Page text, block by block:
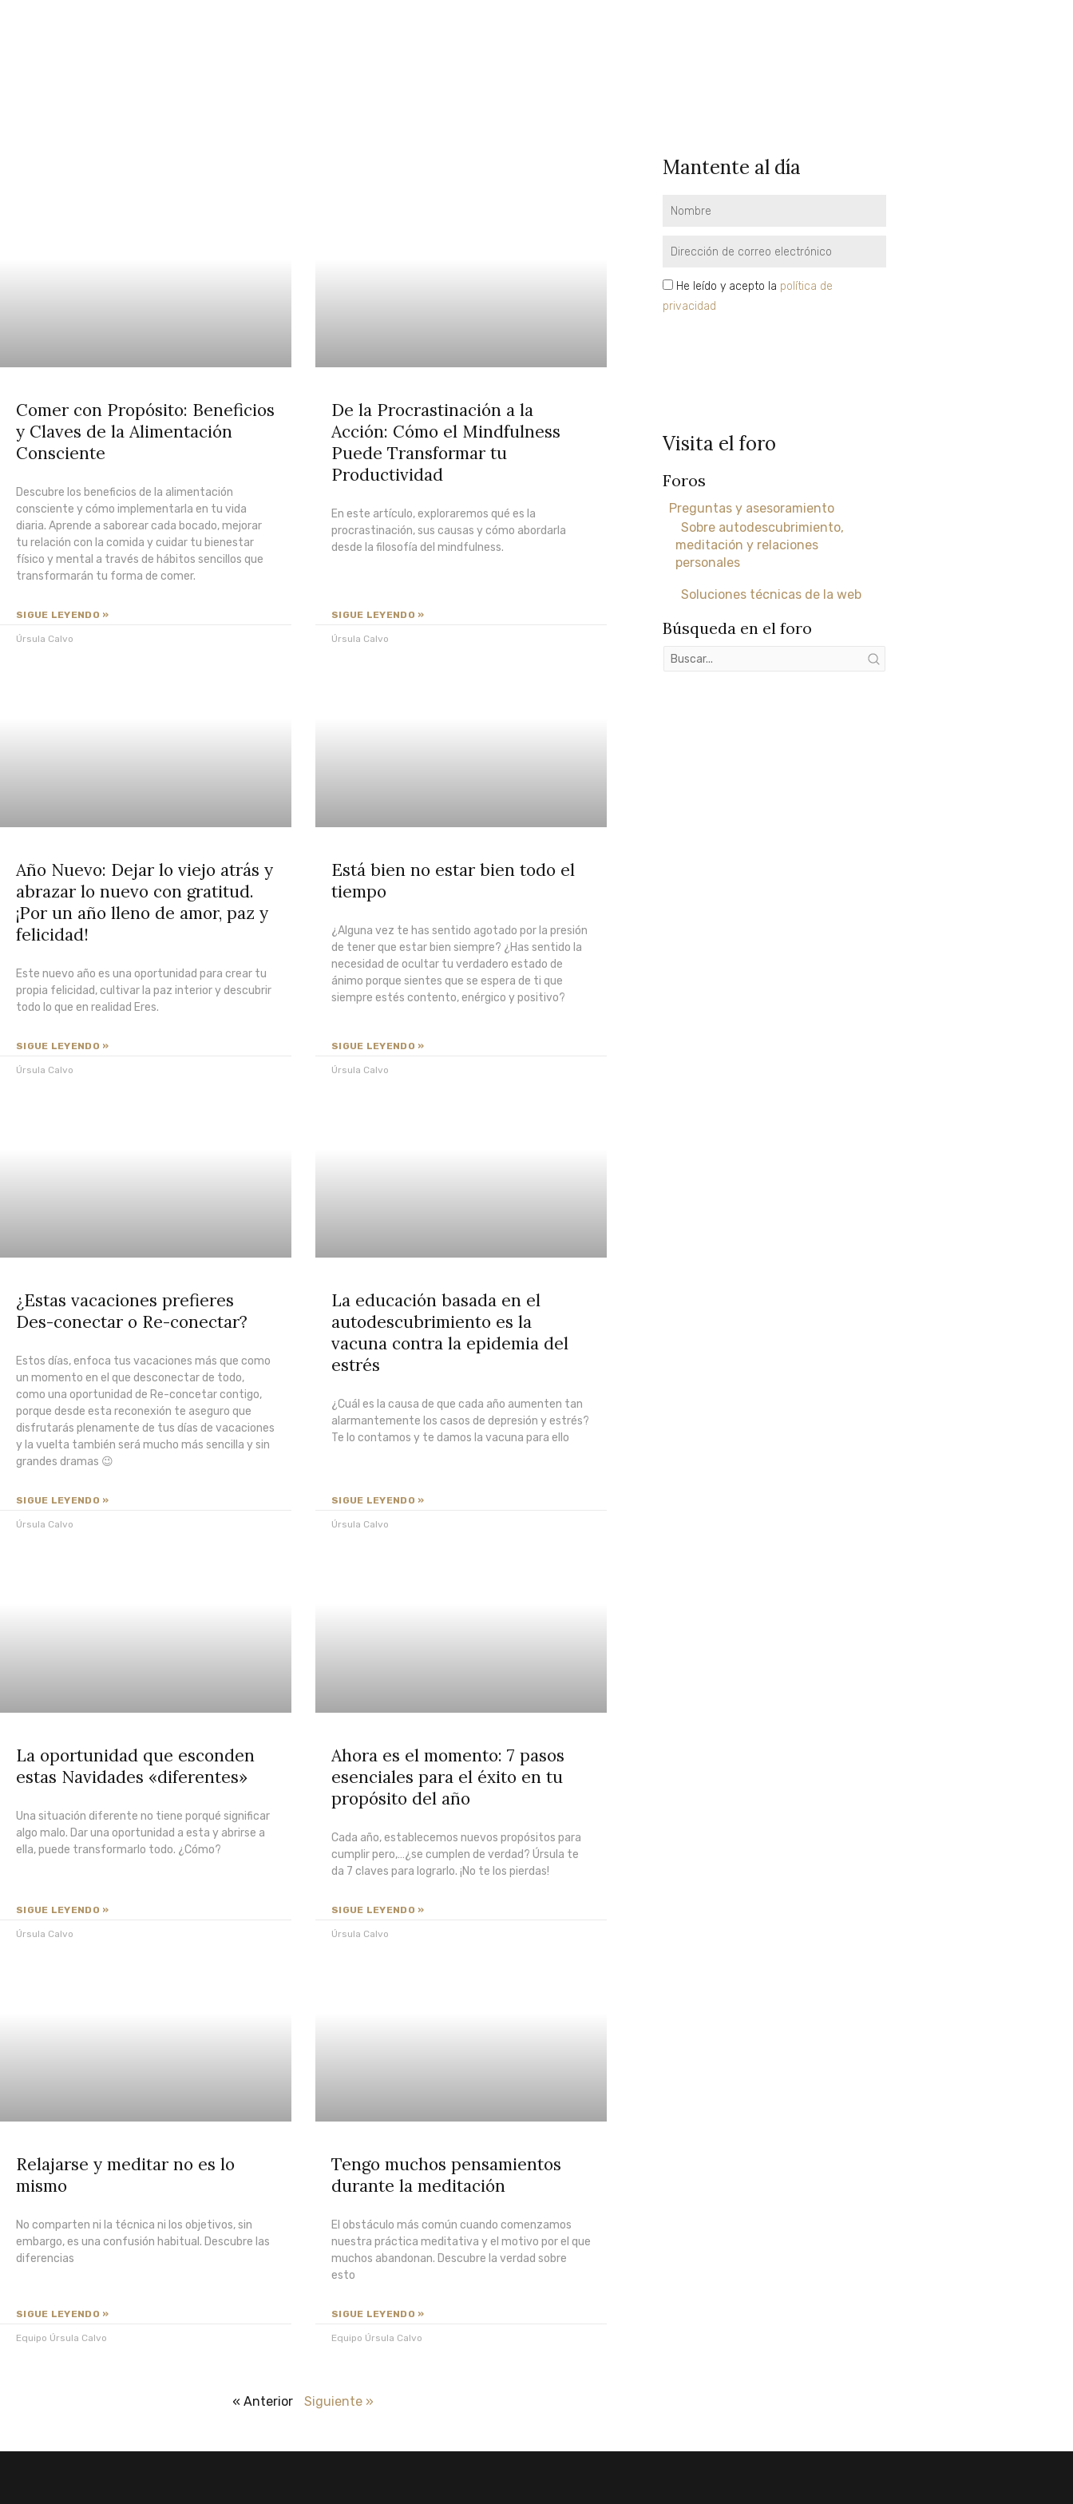
Comer con Propósito: Beneficios
y Claves de la Alimentación
Consciente
Descubre los beneficios de la alimentación
consciente y cómo implementarla en tu vida
diaria. Aprende a saborear cada bocado, mejorar
tu relación con la comida y cuidar tu bienestar
físico y mental a través de hábitos sencillos que
transformarán tu forma de comer.
SIGUE LEYENDO »
Úrsula Calvo
De la Procrastinación a la
Acción: Cómo el Mindfulness
Puede Transformar tu
Productividad
En este artículo, exploraremos qué es la
procrastinación, sus causas y cómo abordarla
desde la filosofía del mindfulness.
SIGUE LEYENDO »
Úrsula Calvo
Año Nuevo: Dejar lo viejo atrás y
abrazar lo nuevo con gratitud.
¡Por un año lleno de amor, paz y
felicidad!
Este nuevo año es una oportunidad para crear tu
propia felicidad, cultivar la paz interior y descubrir
todo lo que en realidad Eres.
SIGUE LEYENDO »
Úrsula Calvo
Está bien no estar bien todo el
tiempo
¿Alguna vez te has sentido agotado por la presión
de tener que estar bien siempre? ¿Has sentido la
necesidad de ocultar tu verdadero estado de
ánimo porque sientes que se espera de ti que
siempre estés contento, enérgico y positivo?
SIGUE LEYENDO »
Úrsula Calvo
¿Estas vacaciones prefieres
Des-conectar o Re-conectar?
Estos días, enfoca tus vacaciones más que como
un momento en el que desconectar de todo,
como una oportunidad de Re-concetar contigo,
porque desde esta reconexión te aseguro que
disfrutarás plenamente de tus días de vacaciones
y la vuelta también será mucho más sencilla y sin
grandes dramas 😉
SIGUE LEYENDO »
Úrsula Calvo
La educación basada en el
autodescubrimiento es la
vacuna contra la epidemia del
estrés
¿Cuál es la causa de que cada año aumenten tan
alarmantemente los casos de depresión y estrés?
Te lo contamos y te damos la vacuna para ello
SIGUE LEYENDO »
Úrsula Calvo
La oportunidad que esconden
estas Navidades «diferentes»
Una situación diferente no tiene porqué significar
algo malo. Dar una oportunidad a esta y abrirse a
ella, puede transformarlo todo. ¿Cómo?
SIGUE LEYENDO »
Úrsula Calvo
Ahora es el momento: 7 pasos
esenciales para el éxito en tu
propósito del año
Cada año, establecemos nuevos propósitos para
cumplir pero,…¿se cumplen de verdad? Úrsula te
da 7 claves para lograrlo. ¡No te los pierdas!
SIGUE LEYENDO »
Úrsula Calvo
Relajarse y meditar no es lo
mismo
No comparten ni la técnica ni los objetivos, sin
embargo, es una confusión habitual. Descubre las
diferencias
SIGUE LEYENDO »
Equipo Úrsula Calvo
Tengo muchos pensamientos
durante la meditación
El obstáculo más común cuando comenzamos
nuestra práctica meditativa y el motivo por el que
muchos abandonan. Descubre la verdad sobre
esto
SIGUE LEYENDO »
Equipo Úrsula Calvo
« Anterior Siguiente »
Mantente al día
Nombre
Email
privacidad
He leído y acepto la política de
privacidad
Visita el foro
Foros
Preguntas y asesoramiento
Sobre autodescubrimiento,
meditación y relaciones
personales
Soluciones técnicas de la web
Búsqueda en el foro